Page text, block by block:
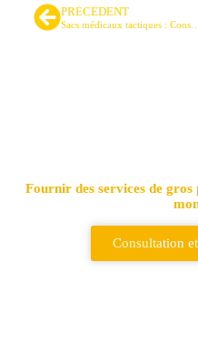
PRÉCÉDENT
Sacs médicaux tactiques : Construire un équipement IFAK efficace
Fournir des services de gros
Consultation